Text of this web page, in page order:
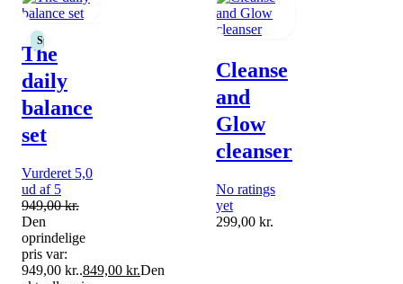
Spar 10%
The
daily
balance
set
Vurderet 5,0
ud af 5
949,00kr.
Den
oprindelige
pris var:
949,00 kr..849,00 kr.Den
Cleanse
and
Glow
cleanser
No ratings
yet
299,00 kr.